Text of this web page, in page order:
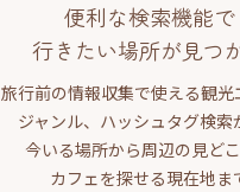
便利な検索機能で
行きたい場所が見つ
旅行前の情報収集で使える観光
ジャンル、ハッシュタグ検索
今いる場所から周辺の見ど
カフェを探せる現在地ま